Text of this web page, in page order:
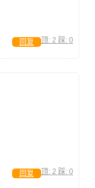
顶: 2 踩: 0
回复
顶: 2 踩: 0
回复